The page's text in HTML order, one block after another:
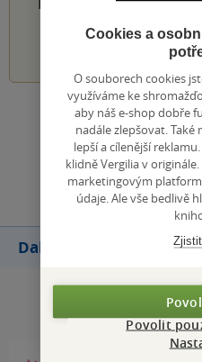
1 2 3 4
Zobrazit
Další knihy autora
Cookies a
O souborech cookies
využíváme ke
aby náš e-shop dobře
nadále zlepšovat.
lepší a cílenější
klidně Vergilia v
marketingovým
údaje. Ale vše bedlivě
Povolit